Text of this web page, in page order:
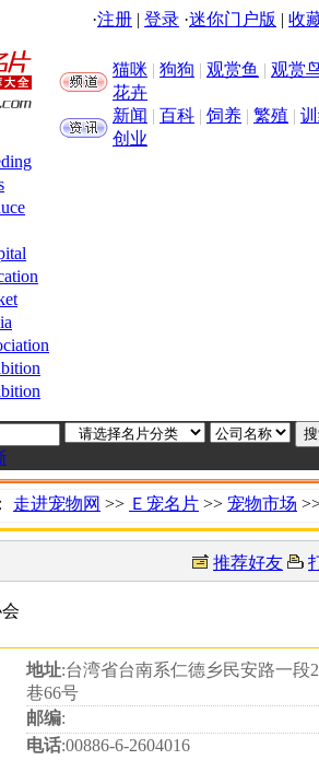
·注册 | 登录 ·迷你门户版 | 收
猫咪 | 狗狗 | 观赏鱼 | 观赏
花卉
新闻 | 百科 | 饲养 | 繁殖 |
创业
走进宠物网 >> Ｅ宠名片 >> 宠物市场
推荐好友
地址:台湾省台南系仁德乡民安路一段
巷66号
邮编:
电话:00886-6-2604016